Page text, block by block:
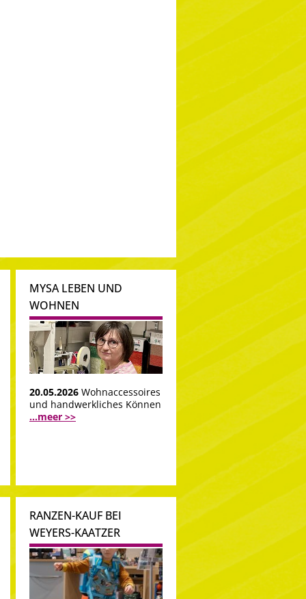
MYSA LEBEN UND
WOHNEN
20.05.2026 Wohnaccessoires
und handwerkliches Können
...meer >>
RANZEN-KAUF BEI
WEYERS-KAATZER